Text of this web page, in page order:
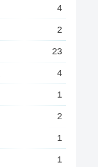
4
2
23
4
1
2
1
1